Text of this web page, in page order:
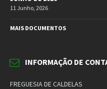
11 Junho, 2026
MAIS DOCUMENTOS
INFORMAÇÃO DE
FREGUESIA DE CALDELAS